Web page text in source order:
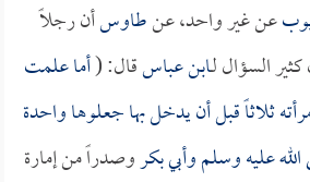
عن غير واحد، عنطاوسأن رجلاً
السؤال لـابن عباسقال: (أما علمت
ثلاثاً قبل أن يدخل بها جعلوها واحدة
عليه وسلم وأبي بكروصدراً من إمارة